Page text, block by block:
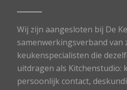
Wij zijn aangesloten bij De
samenwerkingsverband van
keukenspecialisten die
uitdragen als Kitchenstudio:
persoonlijk contact,